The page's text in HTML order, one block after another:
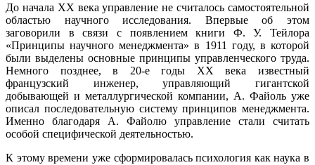
До начала XX века управление не считалось самостоятельной
областью научного исследования. Впервые об этом
заговорили в связи с появлением книги Ф. У. Тейлора
«Принципы научного менеджмента» в 1911 году, в которой
были выделены основные принципы управленческого труда.
Немного позднее, в 20-е годы XX века известный
французский инженер, управляющий гигантской
добывающей и металлургической компании, А. Файоль уже
описал последовательную систему принципов менеджмента.
Именно благодаря А. Файолю управление стали считать
особой специфической деятельностью.
К этому времени уже сформировалась психология как наука в